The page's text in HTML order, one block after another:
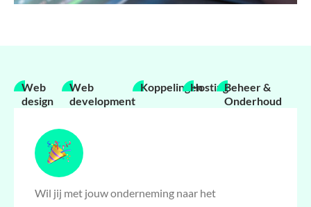
Web
design
Web
development
KoppelingenHostingBeheer &
Onderhoud
Wil jij met jouw onderneming naar het